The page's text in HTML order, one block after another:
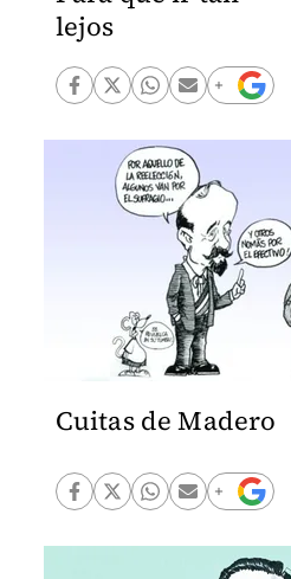
lejos
Cuitas de Madero